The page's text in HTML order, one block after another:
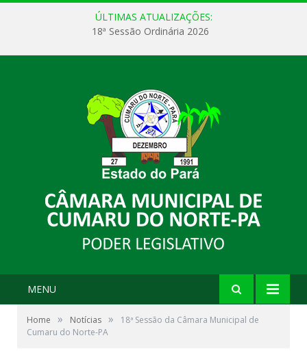
ÚLTIMAS ATUALIZAÇÕES:
18ª Sessão Ordinária 2026
MENU
Home » Notícias »
18ª Sessão da Câmara Municipal de
Cumaru do Norte-PA